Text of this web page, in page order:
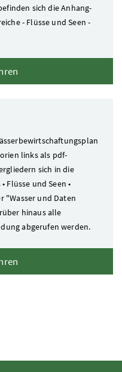
sich die Anhang-
- Flüsse und Seen -
links als pdf-
sich in die
Flüsse und Seen •
"Wasser und Daten
hinaus alle
abgerufen werden.